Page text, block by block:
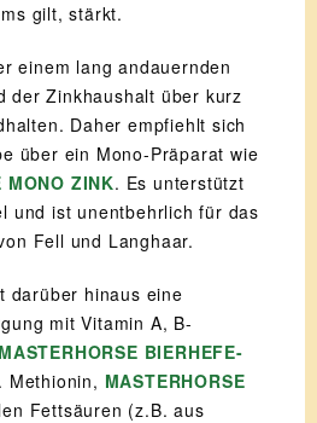
gilt, stärkt.
einem lang andauernden
der Zinkhaushalt über kurz
Daher empfiehlt sich
über ein Mono-Präparat wie
MONO ZINK. Es unterstützt
und ist unentbehrlich für das
Fell und Langhaar.
darüber hinaus eine
mit Vitamin A, B-
MASTERHORSE BIERHEFE-
Methionin, MASTERHORSE
Fettsäuren (z.B. aus